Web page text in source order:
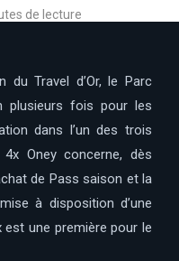
de lecture
du Travel d’Or, le Parc
plusieurs fois pour les
dans l’un des trois
Oney concerne, dès
de Pass saison et la
à disposition d’une
une première pour le